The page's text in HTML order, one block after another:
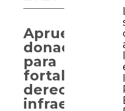
Aprueban
donaciones
para
fortalecer
derechos,